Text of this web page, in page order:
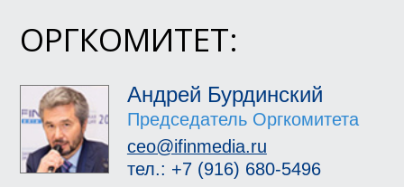
ОРГКОМИТЕТ:
Андрей Бурдинский
Председатель Оргкомитета
ceo@ifinmedia.ru
тел.: +7 (916) 680-5496